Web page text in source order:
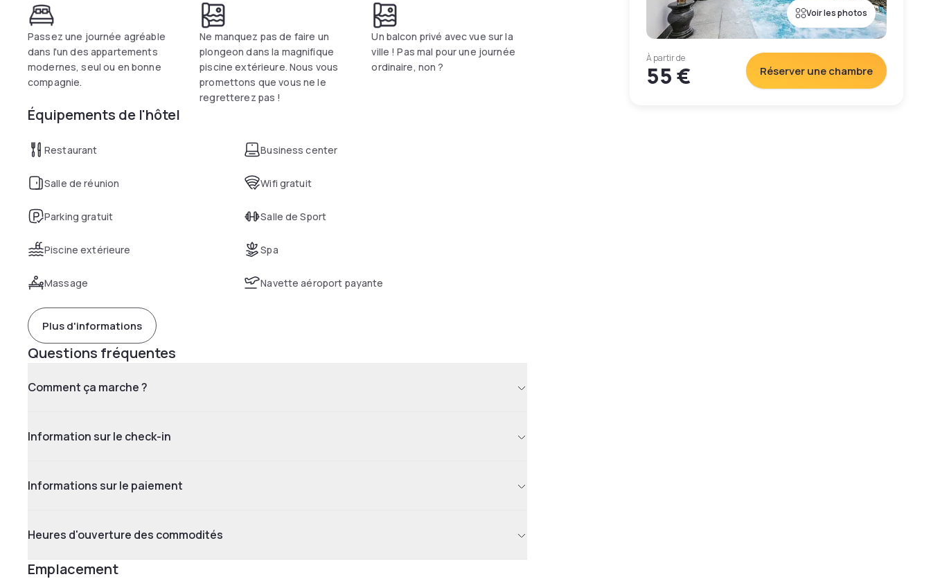
Passez une journée agréable
dans l'un des appartements
modernes, seul ou en bonne
compagnie.
Ne manquez pas de faire un
plongeon dans la magnifique
piscine extérieure. Nous vous
promettons que vous ne le
regretterez pas !
Un balcon privé avec vue sur la
ville ! Pas mal pour une journée
ordinaire, non ?
Équipements de l'hôtel
Restaurant Business center
Salle de réunion Wifi gratuit
Parking gratuit Salle de Sport
Piscine extérieure Spa
Massage Navette aéroport payante
Plus d'informations
Questions fréquentes
Comment ça marche ?
Information sur le check-in
Informations sur le paiement
Heures d'ouverture des commodités
Emplacement
Voir les photos
À partir de
55 € Réserver une chambre